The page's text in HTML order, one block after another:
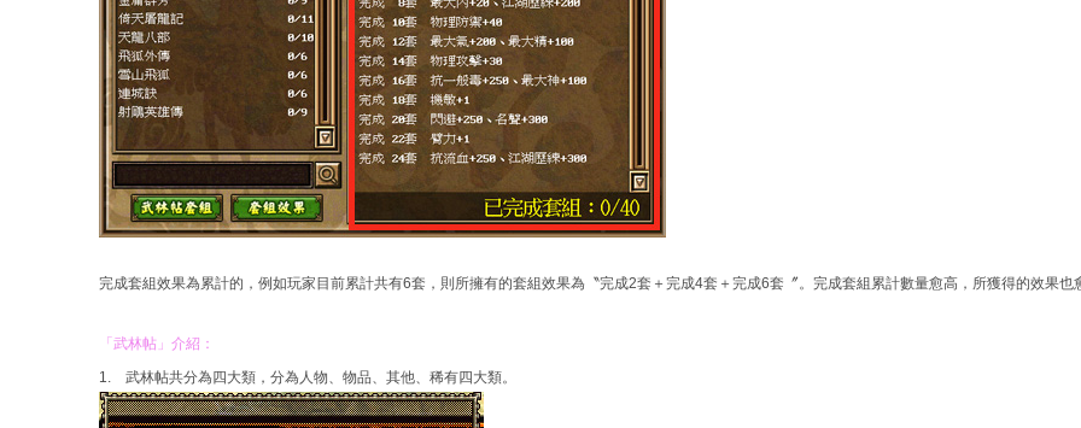
完成套組效果為累計的，例如玩家目前累計共有6套，則所擁有的套組效果為〝完成2套＋完成4套＋完成6套〞。完成套組累計數量愈高，所獲得的效果也
「武林帖」介紹：
1. 武林帖共分為四大類，分為人物、物品、其他、稀有四大類。